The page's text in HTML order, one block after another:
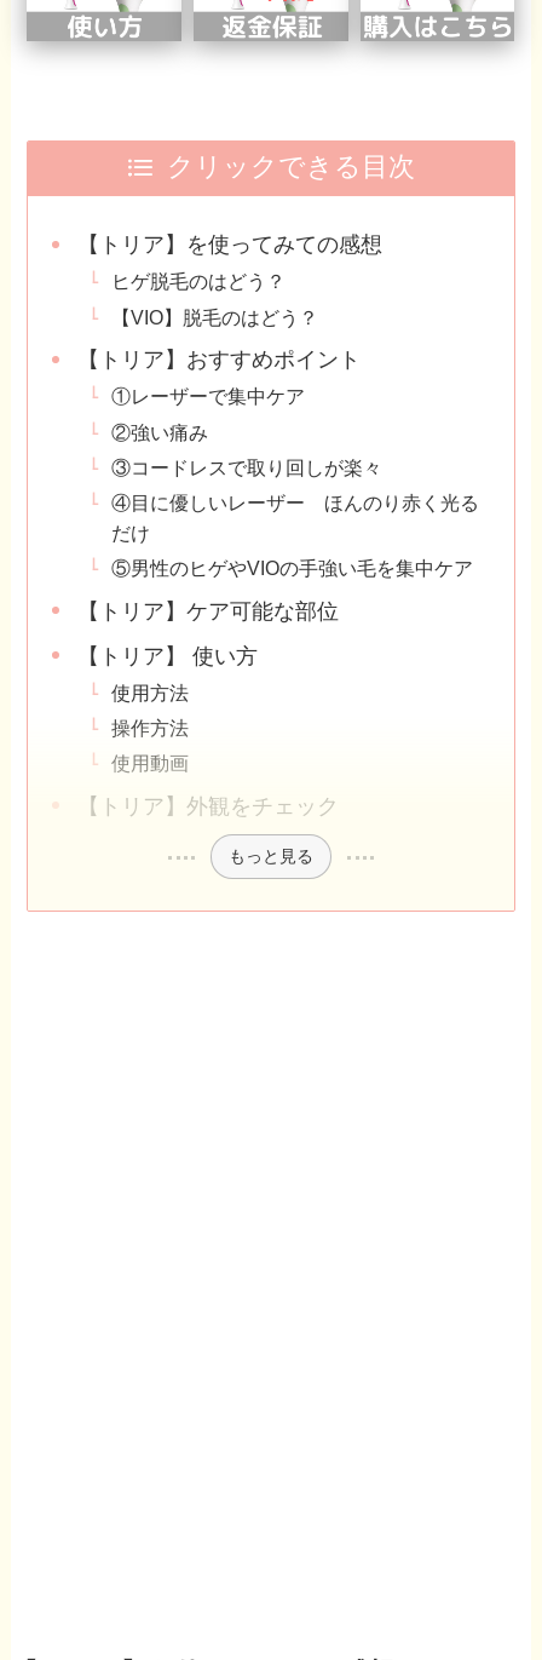
クリックできる目次
【トリア】を使ってみての感想
ヒゲ脱毛のはどう？
【VIO】脱毛のはどう？
【トリア】おすすめポイント
①レーザーで集中ケア
②強い痛み
③コードレスで取り回しが楽々
④目に優しいレーザー ほんのり赤く光る
だけ
⑤男性のヒゲやVIOの手強い毛を集中ケア
【トリア】ケア可能な部位
【トリア】 使い方
使用方法
操作方法
使用動画
【トリア】外観をチェック
もっと見る